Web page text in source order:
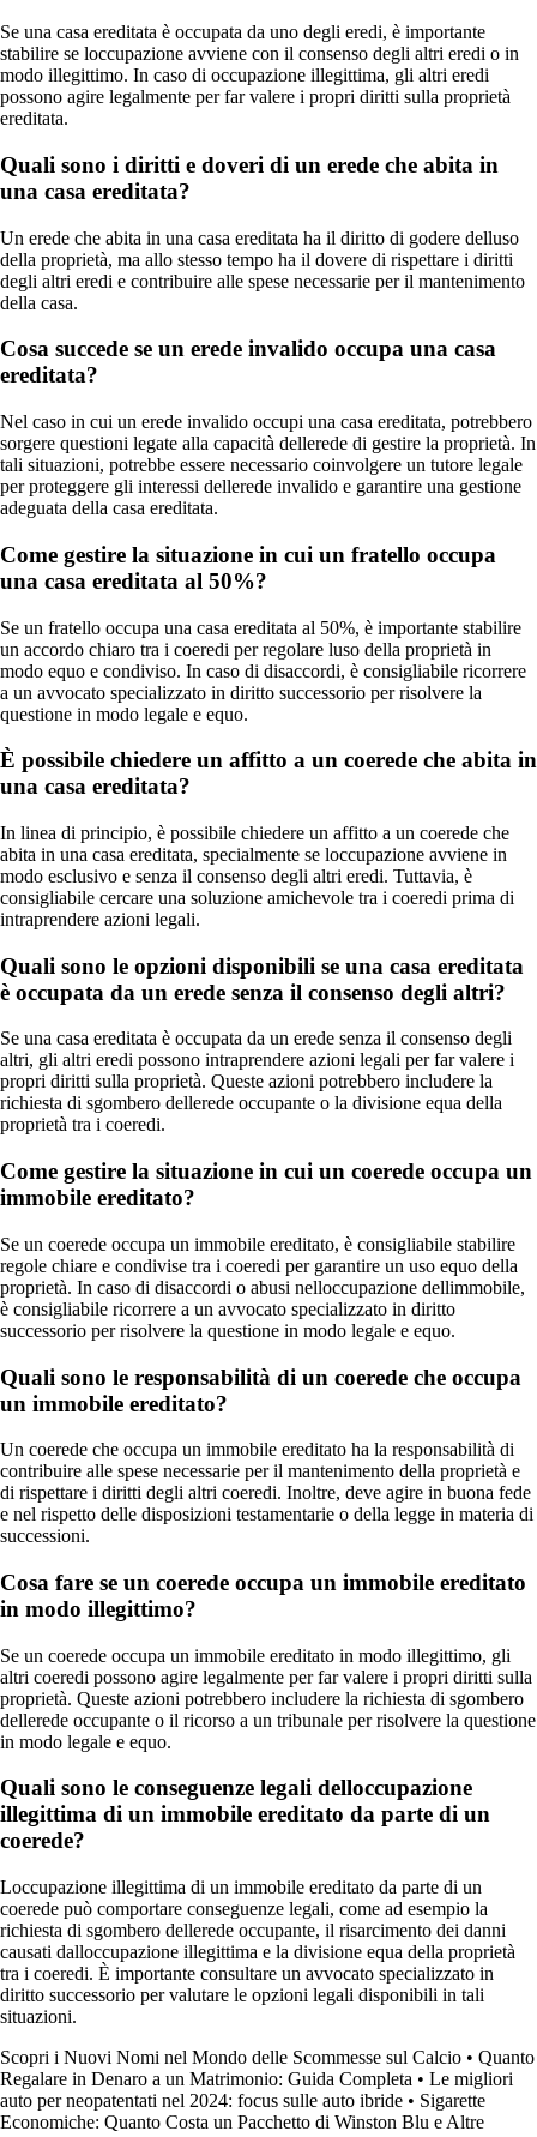
Se una casa ereditata è occupata da uno degli eredi, è importante
stabilire se loccupazione avviene con il consenso degli altri eredi o in
modo illegittimo. In caso di occupazione illegittima, gli altri eredi
possono agire legalmente per far valere i propri diritti sulla proprietà
ereditata.
Quali sono i diritti e doveri di un erede che abita in
una casa ereditata?
Un erede che abita in una casa ereditata ha il diritto di godere delluso
della proprietà, ma allo stesso tempo ha il dovere di rispettare i diritti
degli altri eredi e contribuire alle spese necessarie per il mantenimento
della casa.
Cosa succede se un erede invalido occupa una casa
ereditata?
Nel caso in cui un erede invalido occupi una casa ereditata, potrebbero
sorgere questioni legate alla capacità dellerede di gestire la proprietà. In
tali situazioni, potrebbe essere necessario coinvolgere un tutore legale
per proteggere gli interessi dellerede invalido e garantire una gestione
adeguata della casa ereditata.
Come gestire la situazione in cui un fratello occupa
una casa ereditata al 50%?
Se un fratello occupa una casa ereditata al 50%, è importante stabilire
un accordo chiaro tra i coeredi per regolare luso della proprietà in
modo equo e condiviso. In caso di disaccordi, è consigliabile ricorrere
a un avvocato specializzato in diritto successorio per risolvere la
questione in modo legale e equo.
È possibile chiedere un affitto a un coerede che abita in
una casa ereditata?
In linea di principio, è possibile chiedere un affitto a un coerede che
abita in una casa ereditata, specialmente se loccupazione avviene in
modo esclusivo e senza il consenso degli altri eredi. Tuttavia, è
consigliabile cercare una soluzione amichevole tra i coeredi prima di
intraprendere azioni legali.
Quali sono le opzioni disponibili se una casa ereditata
è occupata da un erede senza il consenso degli altri?
Se una casa ereditata è occupata da un erede senza il consenso degli
altri, gli altri eredi possono intraprendere azioni legali per far valere i
propri diritti sulla proprietà. Queste azioni potrebbero includere la
richiesta di sgombero dellerede occupante o la divisione equa della
proprietà tra i coeredi.
Come gestire la situazione in cui un coerede occupa un
immobile ereditato?
Se un coerede occupa un immobile ereditato, è consigliabile stabilire
regole chiare e condivise tra i coeredi per garantire un uso equo della
proprietà. In caso di disaccordi o abusi nelloccupazione dellimmobile,
è consigliabile ricorrere a un avvocato specializzato in diritto
successorio per risolvere la questione in modo legale e equo.
Quali sono le responsabilità di un coerede che occupa
un immobile ereditato?
Un coerede che occupa un immobile ereditato ha la responsabilità di
contribuire alle spese necessarie per il mantenimento della proprietà e
di rispettare i diritti degli altri coeredi. Inoltre, deve agire in buona fede
e nel rispetto delle disposizioni testamentarie o della legge in materia di
successioni.
Cosa fare se un coerede occupa un immobile ereditato
in modo illegittimo?
Se un coerede occupa un immobile ereditato in modo illegittimo, gli
altri coeredi possono agire legalmente per far valere i propri diritti sulla
proprietà. Queste azioni potrebbero includere la richiesta di sgombero
dellerede occupante o il ricorso a un tribunale per risolvere la questione
in modo legale e equo.
Quali sono le conseguenze legali delloccupazione
illegittima di un immobile ereditato da parte di un
coerede?
Loccupazione illegittima di un immobile ereditato da parte di un
coerede può comportare conseguenze legali, come ad esempio la
richiesta di sgombero dellerede occupante, il risarcimento dei danni
causati dalloccupazione illegittima e la divisione equa della proprietà
tra i coeredi. È importante consultare un avvocato specializzato in
diritto successorio per valutare le opzioni legali disponibili in tali
situazioni.
Scopri i Nuovi Nomi nel Mondo delle Scommesse sul Calcio • Quanto
Regalare in Denaro a un Matrimonio: Guida Completa • Le migliori
auto per neopatentati nel 2024: focus sulle auto ibride • Sigarette
Economiche: Quanto Costa un Pacchetto di Winston Blu e Altre